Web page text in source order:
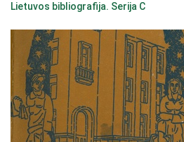
Lietuvos bibliografija. Serija C